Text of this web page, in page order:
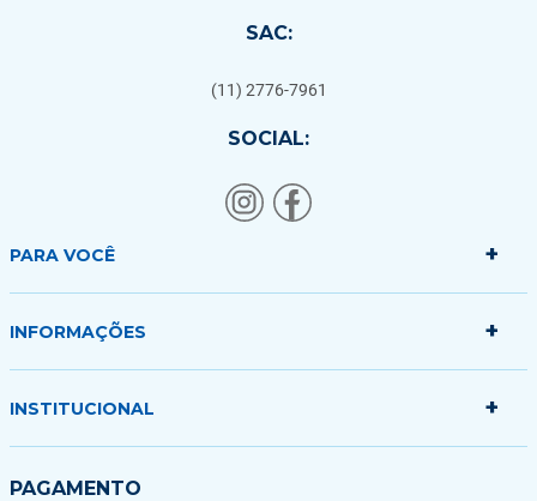
SAC:
(11) 2776-7961
SOCIAL:
PARA VOCÊ +
Minha conta
INFORMAÇÕES +
Politica de Entrega
INSTITUCIONAL +
Quem somos
PAGAMENTO